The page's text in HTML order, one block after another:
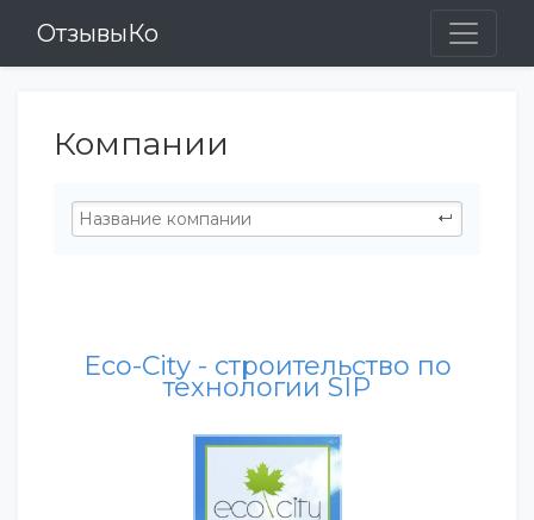
ОтзывыКо
Компании
Eco-City - строительство по
технологии SIP